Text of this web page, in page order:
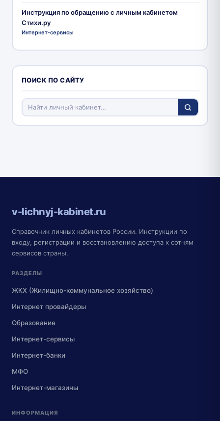
Инструкция по обращению с личным кабинетом
Стихи.ру
Интернет-сервисы
ПОИСК ПО САЙТУ
v-lichnyj-kabinet.ru
Справочник личных кабинетов России. Инструкции по
входу, регистрации и восстановлению доступа к сотням
сервисов страны.
РАЗДЕЛЫ
ЖКХ (Жилищно-коммунальное хозяйство)
Интернет провайдеры
Образование
Интернет-сервисы
Интернет-банки
МФО
Интернет-магазины
ИНФОРМАЦИЯ